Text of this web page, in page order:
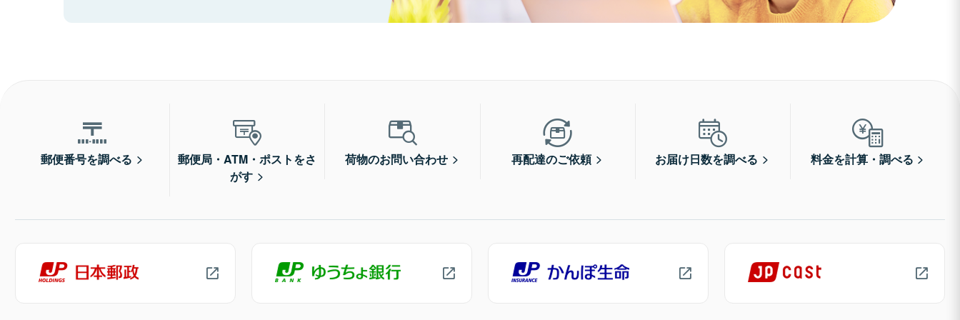
郵便番号を調べる
郵便局・ATM・ポストをさ
がす
荷物のお問い合わせ 再配達のご依頼 お届け日数を調べる 料金を計算・調べる